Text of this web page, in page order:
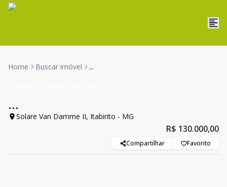
Home Buscar imóvel ...
...
Solare Van Damme II, Itabirito - MG
R$ 130.000,00
Compartilhar Favorito